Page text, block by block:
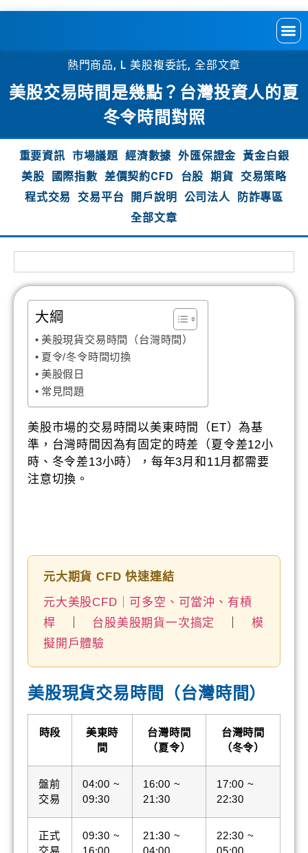
熱門商品, L 美股複委託, 全部文章
美股交易時間是幾點？台灣投資人的夏
冬令時間對照
重要資訊 市場議題 經濟數據 外匯保證金 黃金白銀
美股
國際指數 差價契約CFD 台股 期貨
交易策略
程式交易
交易平台 開戶說明 公司法人
防詐專區
全部文章
大綱
美股現貨交易時間（台灣時間）
夏令/冬令時間切換
美股假日
常見問題
美股市場的交易時間以美東時間（ET）為基
準，台灣時間因為有固定的時差（夏令差12小
時、冬令差13小時），每年3月和11月都需要
注意切換。
元大期貨 CFD 快速連結
元大美股CFD｜可多空、可當沖、有槓
桿
台股美股期貨一次搞定
模
擬開戶體驗
美股現貨交易時間（台灣時間）
時段
美東時
間
台灣時間
（夏令）
台灣時間
（冬令）
盤前
交易
04:00 ~
09:30
16:00 ~
21:30
17:00 ~
22:30
正式
交易
09:30 ~
16:00
21:30 ~
04:00
22:30 ~
05:00